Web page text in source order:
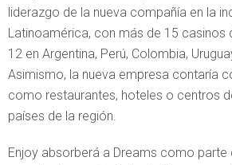
liderazgo de la nueva compañía en la
Latinoamérica, con más de 15 casinos
12 en Argentina, Perú, Colombia,
Asimismo, la nueva empresa contaría
como restaurantes, hoteles o centros
países de la región.
Enjoy absorberá a Dreams como